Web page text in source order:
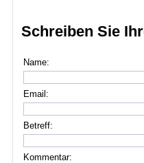
Schreiben Sie
Name:
Email:
Betreff:
Kommentar: